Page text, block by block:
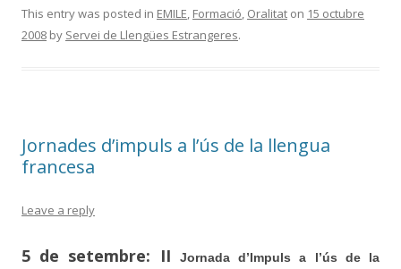
e
b
k
itt
er
m
p
ix
This entry was posted in EMILE, Formació, Oralitat on 15 octubre
2008 by Servei de Llengües Estrangeres.
Jornades d’impuls a l’ús de la llengua
francesa
Leave a reply
5 de setembre: II
Jornada d’Impuls a l’ús de la